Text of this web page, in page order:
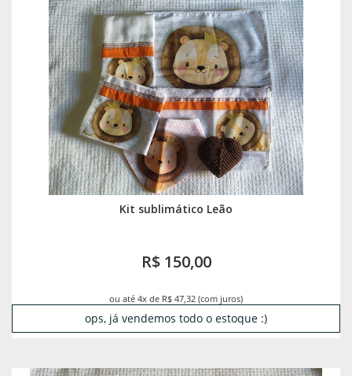
Kit sublimático Leão
R$ 150,00
ou até 4x de R$ 47,32 (com juros)
ops, já vendemos todo o estoque :)